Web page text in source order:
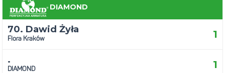
DIAMOND
70. Dawid Żyła
Flora Kraków 1
.
DIAMOND 1